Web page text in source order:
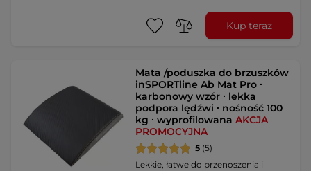
Kup teraz
Mata /poduszka do brzuszków
inSPORTline Ab Mat Pro ∙
karbonowy wzór ∙ lekka
podpora lędźwi ∙ nośność 100
kg ∙ wyprofilowanaAKCJA
PROMOCYJNA
5 (5)
Lekkie, łatwe do przenoszenia i